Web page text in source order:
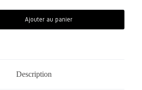
Ajouter au panier
Description